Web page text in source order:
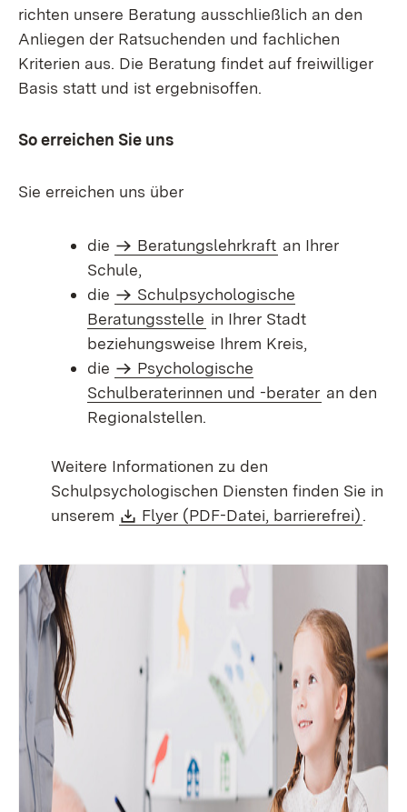
richten unsere Beratung ausschließlich an den
Anliegen der Ratsuchenden und fachlichen
Kriterien aus. Die Beratung findet auf freiwilliger
Basis statt und ist ergebnisoffen.
So erreichen Sie uns
Sie erreichen uns über
die Beratungslehrkraft an Ihrer
Schule,
die
Schulpsychologische
Beratungsstelle in Ihrer Stadt
beziehungsweise Ihrem Kreis,
die
Psychologische
Schulberaterinnen und -berater an den
Regionalstellen.
Weitere Informationen zu den
Schulpsychologischen Diensten finden Sie in
unserem
Download:
Flyer (PDF-Datei, barrierefrei).